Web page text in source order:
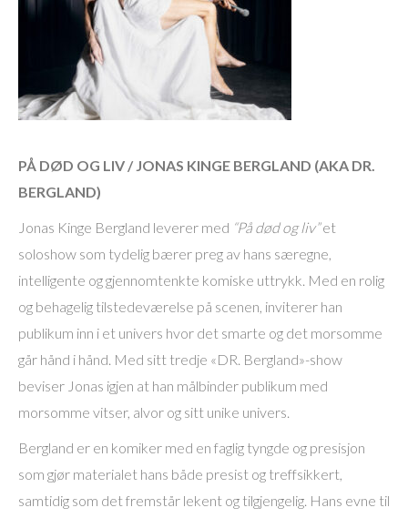
PÅ DØD OG LIV / JONAS KINGE BERGLAND (AKA DR.
BERGLAND)
Jonas Kinge Bergland leverer med “På død og liv”et
soloshow som tydelig bærer preg av hans særegne,
intelligente og gjennomtenkte komiske uttrykk. Med en rolig
og behagelig tilstedeværelse på scenen, inviterer han
publikum inn i et univers hvor det smarte og det morsomme
går hånd i hånd. Med sitt tredje «DR. Bergland»-show
beviser Jonas igjen at han målbinder publikum med
morsomme vitser, alvor og sitt unike univers.
Bergland er en komiker med en faglig tyngde og presisjon
som gjør materialet hans både presist og treffsikkert,
samtidig som det fremstår lekent og tilgjengelig. Hans evne til